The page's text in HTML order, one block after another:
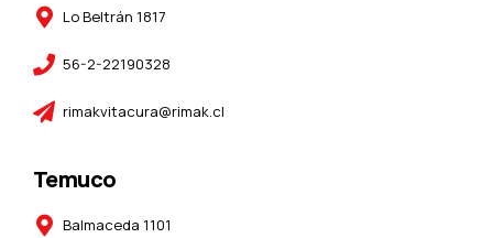
Lo Beltrán 1817
56-2-22190328
rimakvitacura@rimak.cl
Temuco
Balmaceda 1101